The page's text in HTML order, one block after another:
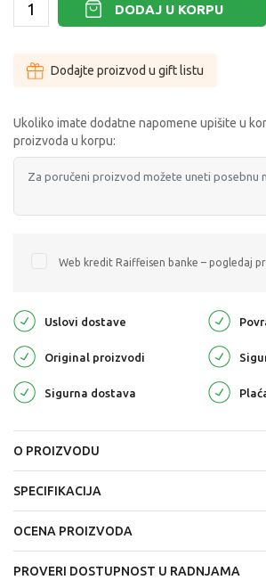
DODAJ U KORPU
Dodajte proizvod u gift listu
Ukoliko imate dodatne napomene upišite u
proizvoda u korpu:
Web kredit Raiffeisen banke – pogledaj
Uslovi dostave
Original proizvodi
Sigurna dostava
O PROIZVODU
SPECIFIKACIJA
OCENA PROIZVODA
PROVERI DOSTUPNOST U RADNJAMA